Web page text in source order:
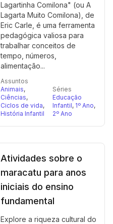
Lagartinha Comilona" (ou A
Lagarta Muito Comilona), de
Eric Carle, é uma ferramenta
pedagógica valiosa para
trabalhar conceitos de
tempo, números,
alimentação...
Assuntos
Animais,
Ciências,
Ciclos de vida,
História Infantil
Séries
Educação
Infantil, 1º Ano,
2º Ano
Atividades sobre o
maracatu para anos
iniciais do ensino
fundamental
Explore a riqueza cultural do